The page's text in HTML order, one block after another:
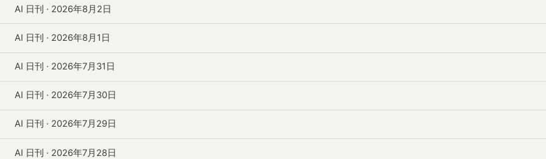
AI 日刊 · 2026年8月2日
AI 日刊 · 2026年8月1日
AI 日刊 · 2026年7月31日
AI 日刊 · 2026年7月30日
AI 日刊 · 2026年7月29日
AI 日刊 · 2026年7月28日